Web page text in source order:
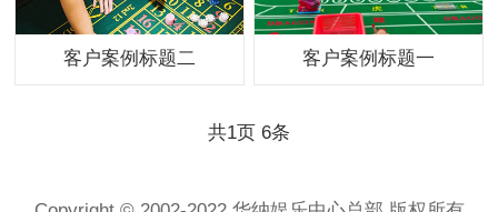
客户案例标题二 客户案例标题一
共1页 6条